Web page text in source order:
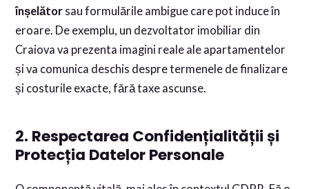
înșelător sau formulările ambigue care pot induce în
eroare. De exemplu, un dezvoltator imobiliar din
Craiova va prezenta imagini reale ale apartamentelor
și va comunica deschis despre termenele de finalizare
și costurile exacte, fără taxe ascunse.
2. Respectarea Confidențialității și
Protecția Datelor Personale